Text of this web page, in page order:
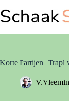
naar
de
Korte Partijen | Trapl